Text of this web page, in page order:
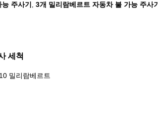
주사기 , 3개 밀리람베르트 자동차 불 가능 주사기
세척
밀리람베르트